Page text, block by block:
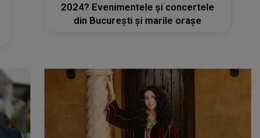
2024? Evenimentele și concertele
din București și marile orașe